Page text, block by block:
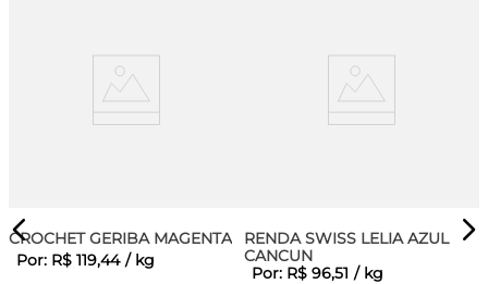
CROCHET GERIBA MAGENTA
Por: R$ 119,44 / kg
RENDA SWISS LELIA AZUL
CANCUN
Por: R$ 96,51 / kg